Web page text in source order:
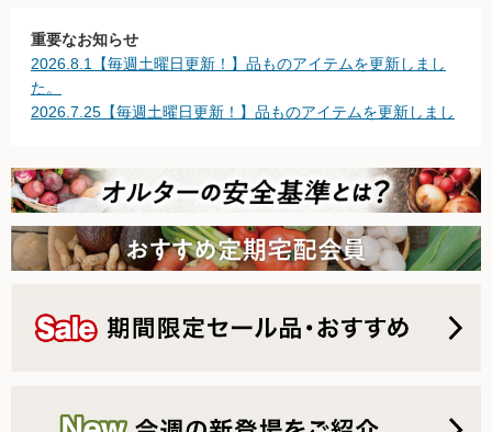
新規一般会員登録
無農薬米・雑穀
無農薬豆
パン・蜂蜜・ジャム他
国産大豆の加工品
たまご・乳製品
水産品
冷蔵食品他
重要なお知らせ
2026.8.1【毎週土曜日更新！】品ものアイテムを更新しまし
た。
2026.7.25【毎週土曜日更新！】品ものアイテムを更新しまし
た。
2026.7.11【毎週土曜日更新！】品ものアイテムを更新しまし
た。
2026.7.4【毎週土曜日更新！】品ものアイテムを更新しまし
た。